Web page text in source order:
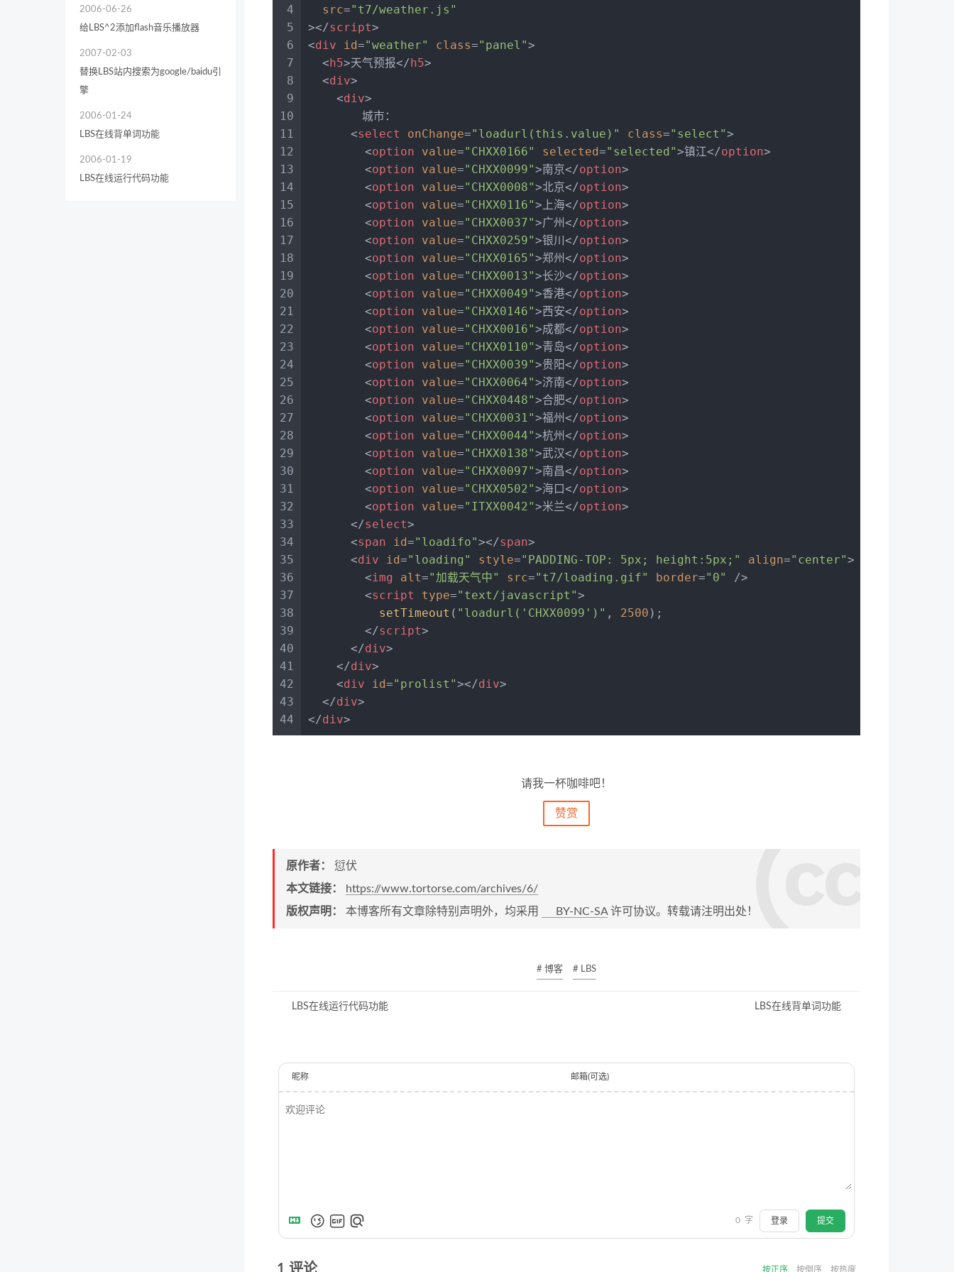
2006-06-26
给LBS^2添加flash音乐播放器
2007-02-03
替换LBS站内搜索为google/baidu引
擎
2006-01-24
LBS在线背单词功能
2006-01-19
LBS在线运行代码功能
4
5
6
7
8
9
10
11
12
13
14
15
16
17
18
19
20
21
22
23
24
25
26
27
28
29
30
31
32
33
34
35
36
37
38
39
40
41
42
43
44
src="t7/weather.js"
></script>
<div id="weather" class="panel">
<h5>天气预报</h5>
<div>
<div>
      　城市：
<select onChange="loadurl(this.value)" class="select">
<option value="CHXX0166" selected="selected">镇江</option>
<option value="CHXX0099">南京</option>
<option value="CHXX0008">北京</option>
<option value="CHXX0116"> 上海</option>
<option value="CHXX0037">广州</option>
<option value="CHXX0259">银川</option>
<option value="CHXX0165">郑州</option>
<option value="CHXX0013">长沙</option>
<option value="CHXX0049">香港</option>
<option value="CHXX0146">西安</option>
<option value="CHXX0016">成都</option>
<option value="CHXX0110">青岛</option>
<option value="CHXX0039">贵阳</option>
<option value="CHXX0064">济南</option>
<option value="CHXX0448">合肥</option>
<option value="CHXX0031">福州</option>
<option value="CHXX0044">杭州</option>
<option value="CHXX0138">武汉</option>
<option value="CHXX0097">南昌</option>
<option value="CHXX0502">海口</option>
<option value="ITXX0042">米兰</option>
</select>
<span id="loadifo"></span>
<div id="loading" style="PADDING-TOP: 5px; height:5px;" align="center">
<img alt="加载天气中" src="t7/loading.gif" border="0"
/>
<script type="text/javascript">
setTimeout ( "loadurl('CHXX0099')" , 2500 );
</script>
</div>
</div>
<div id="prolist"></div>
</div>
</div>
请我一杯咖啡吧！
赞赏
原作者： 愆伏
本文链接：
https://www.tortorse.com/archives/6/
版权声明： 本博客所有文章除特别声明外，均采用 BY-NC-SA许可协议。转载请注明出处！
# 博客 # LBS
LBS在线运行代码功能 LBS在线背单词功能
昵称 邮箱(可选)
0 字 登录 提交
1 评论 按正序 按倒序 按热度